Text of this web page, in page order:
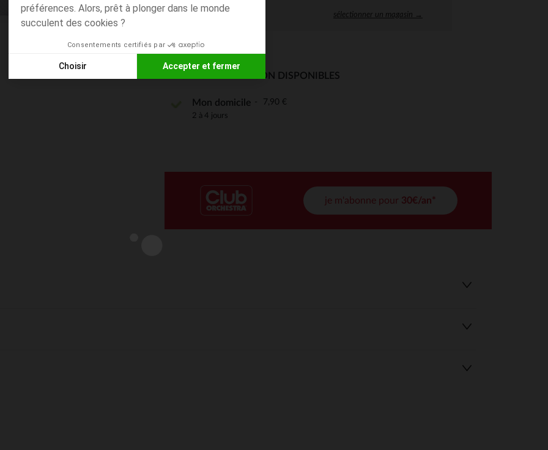
préférences. Alors, prêt à plonger dans le monde
succulent des cookies ?
Consentements certifiés par
Choisir Accepter et fermer
Notre plateforme vous permet d'adapter et de gérer vos paramètres de confidentialité, en garantissant la conformité avec
sélectionner un magasin →
MODES DE LIVRAISON DISPONIBLES
Mon domicile 7,90 €
2 à 4 jours
je m'abonne pour 30€/an*